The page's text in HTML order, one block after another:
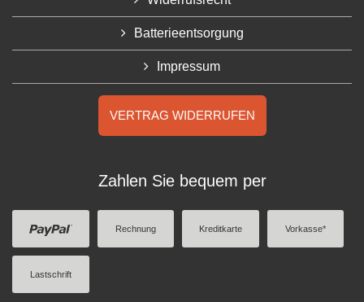
Batterieentsorgung
Impressum
VERTRAG WIDERRUFEN
Zahlen Sie bequem per
Rechnung Kreditkarte Vorkasse*
Lastschrift